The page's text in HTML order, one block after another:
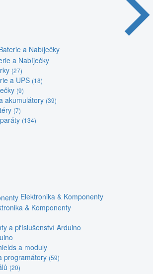
a Nabíječky
a Nabíječky
(27)
a UPS (18)
(9)
akumulátory (39)
(7)
(134)
Elektronika & Komponenty
& Komponenty
a příslušenství Arduino
a moduly
programátory (59)
(20)